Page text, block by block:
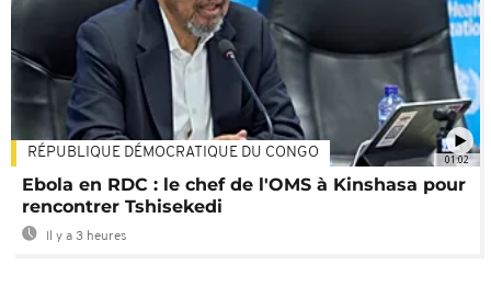
01:02
RÉPUBLIQUE DÉMOCRATIQUE DU CONGO
Ebola en RDC : le chef de l'OMS à Kinshasa pour
rencontrer Tshisekedi
Il y a 3 heures